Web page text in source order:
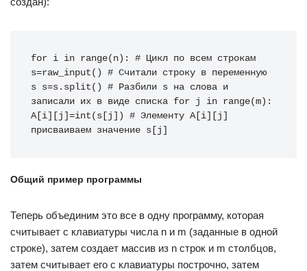
for i in range(n): # Цикл по всем строкам
s=raw_input() # Считали строку в переменную
s s=s.split() # Разбили s на слова и
записали их в виде списка for j in range(m):
A[i][j]=int(s[j]) # Элементу A[i][j]
присваиваем значение s[j]
Общий пример программы
Теперь объединим это все в одну программу, которая
считывает с клавиатуры числа n и m (заданные в одной
строке), затем создает массив из n строк и m столбцов,
затем считывает его с клавиатуры построчно, затем